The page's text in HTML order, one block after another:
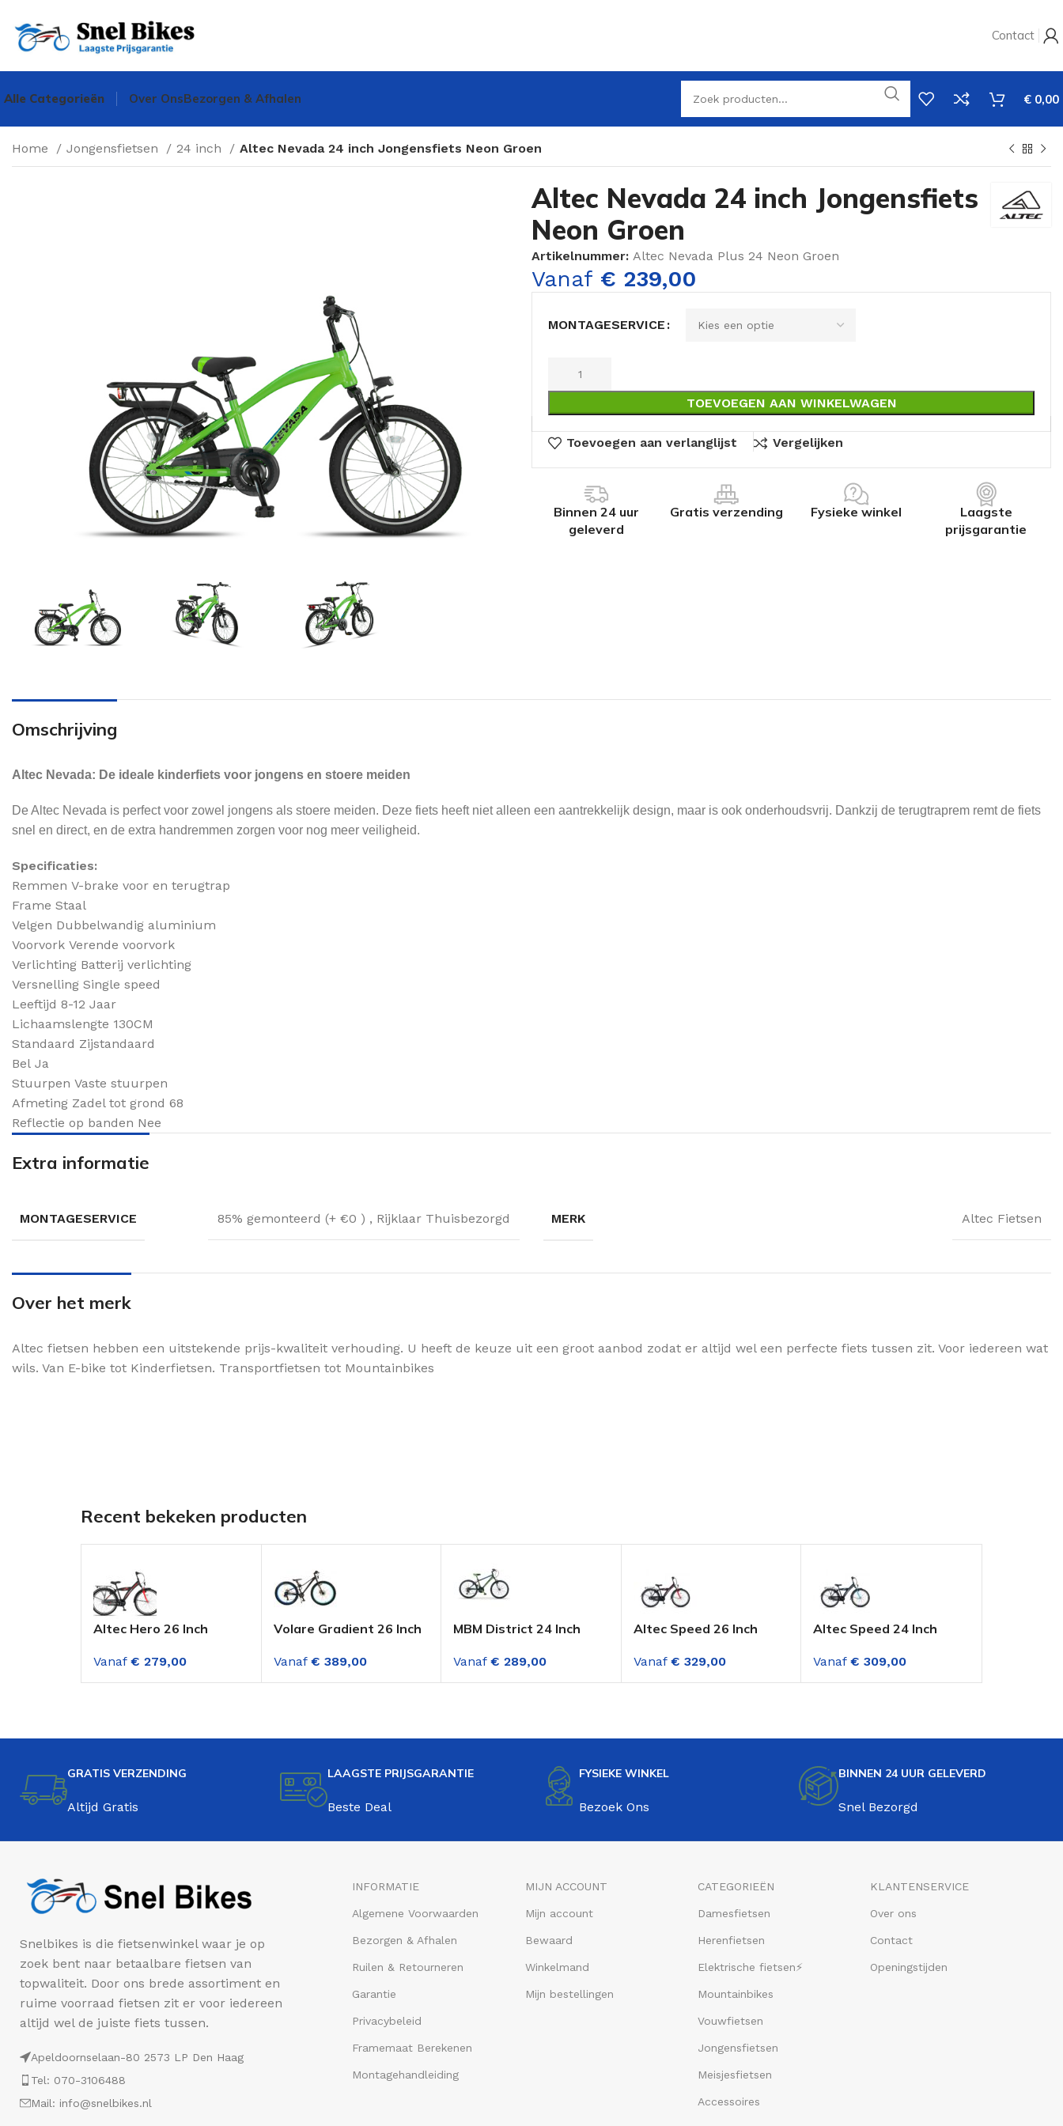
Contact
Alle Categorieën Over OnsBezorgen & Afhalen € 0,00
Home Jongensfietsen 24 inch Altec Nevada 24 inch Jongensfiets Neon Groen
Altec Nevada 24 inch Jongensfiets
Neon Groen
Artikelnummer: Altec Nevada Plus 24 Neon Groen
Vanaf € 239,00
MONTAGESERVICE
TOEVOEGEN AAN WINKELWAGEN
Toevoegen aan verlanglijst Vergelijken
Binnen 24 uur
geleverd
Gratis verzending Fysieke winkel
Laagste
prijsgarantie
Omschrijving
Altec Nevada: De ideale kinderfiets voor jongens en stoere meiden
De Altec Nevada is perfect voor zowel jongens als stoere meiden. Deze fiets heeft niet alleen een aantrekkelijk design, maar is ook onderhoudsvrij. Dankzij de terugtraprem remt de fiets
snel en direct, en de extra handremmen zorgen voor nog meer veiligheid.
Specificaties:
Remmen V-brake voor en terugtrap
Frame Staal
Velgen Dubbelwandig aluminium
Voorvork Verende voorvork
Verlichting Batterij verlichting
Versnelling Single speed
Leeftijd 8-12 Jaar
Lichaamslengte 130CM
Standaard Zijstandaard
Bel Ja
Stuurpen Vaste stuurpen
Afmeting Zadel tot grond 68
Reflectie op banden Nee
Extra informatie
MONTAGESERVICE 85% gemonteerd (+ €0 ) , Rijklaar Thuisbezorgd MERK Altec Fietsen
Over het merk
Altec fietsen hebben een uitstekende prijs-kwaliteit verhouding. U heeft de keuze uit een groot aanbod zodat er altijd wel een perfecte fiets tussen zit. Voor iedereen wat
wils. Van E-bike tot Kinderfietsen. Transportfietsen tot Mountainbikes
Recent bekeken producten
Altec Hero 26 Inch
Vanaf € 279,00
Volare Gradient 26 Inch
Blauw 7 Versnellingen
Vanaf € 389,00
MBM District 24 Inch
Zwart-Groen 18
Versnellingen
Vanaf € 289,00
Altec Speed 26 Inch
versnellingen Fire Red
Vanaf € 329,00
Altec Speed 24 Inch
versnellingen Deep Sky
Blue
Vanaf € 309,00
GRATIS VERZENDING
Altijd Gratis
LAAGSTE PRIJSGARANTIE
Beste Deal
FYSIEKE WINKEL
Bezoek Ons
BINNEN 24 UUR GELEVERD
Snel Bezorgd
Snelbikes is die fietsenwinkel waar je op
zoek bent naar betaalbare fietsen van
topwaliteit. Door ons brede assortiment en
ruime voorraad fietsen zit er voor iedereen
altijd wel de juiste fiets tussen.
Apeldoornselaan-80 2573 LP Den Haag
Tel: 070-3106488
Mail: info@snelbikes.nl
INFORMATIE
Algemene Voorwaarden
Bezorgen & Afhalen
Ruilen & Retourneren
Garantie
Privacybeleid
Framemaat Berekenen
Montagehandleiding
MIJN ACCOUNT
Mijn account
Bewaard
Winkelmand
Mijn bestellingen
CATEGORIEËN
Damesfietsen
Herenfietsen
Elektrische fietsen⚡
Mountainbikes
Vouwfietsen
Jongensfietsen
Meisjesfietsen
Accessoires
KLANTENSERVICE
Over ons
Contact
Openingstijden